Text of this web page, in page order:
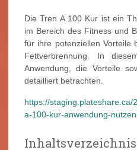
Die Tren A 100 Kur ist ein
im Bereich des Fitness und
für ihre potenziellen Vorteile
Fettverbrennung. In
Anwendung, die Vorteile
detailliert betrachten.
https://
a-100-kur-anwendung-
Inhaltsverzeichnis